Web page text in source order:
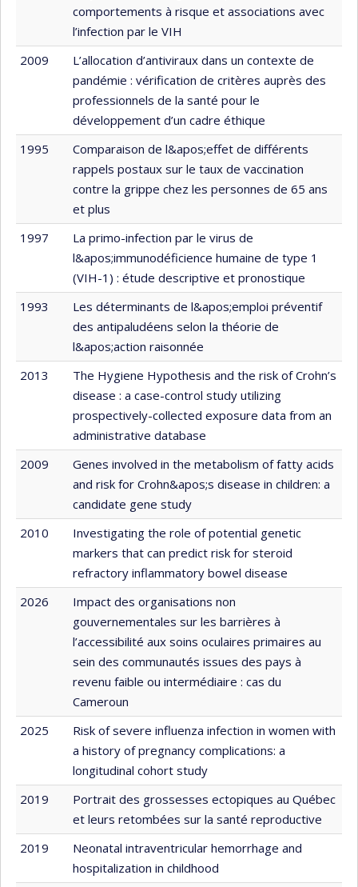
comportements à risque et associations avec
l’infection par le VIH
2009
L’allocation d’antiviraux dans un contexte de
pandémie : vérification de critères auprès des
professionnels de la santé pour le
développement d’un cadre éthique
1995
Comparaison de l&apos;effet de différents
rappels postaux sur le taux de vaccination
contre la grippe chez les personnes de 65 ans
et plus
1997
La primo-infection par le virus de
l&apos;immunodéficience humaine de type 1
(VIH-1) : étude descriptive et pronostique
1993
Les déterminants de l&apos;emploi préventif
des antipaludéens selon la théorie de
l&apos;action raisonnée
2013
The Hygiene Hypothesis and the risk of Crohn’s
disease : a case-control study utilizing
prospectively-collected exposure data from an
administrative database
2009
Genes involved in the metabolism of fatty acids
and risk for Crohn&apos;s disease in children: a
candidate gene study
2010
Investigating the role of potential genetic
markers that can predict risk for steroid
refractory inflammatory bowel disease
2026
Impact des organisations non
gouvernementales sur les barrières à
l’accessibilité aux soins oculaires primaires au
sein des communautés issues des pays à
revenu faible ou intermédiaire : cas du
Cameroun
2025
Risk of severe influenza infection in women with
a history of pregnancy complications: a
longitudinal cohort study
2019
Portrait des grossesses ectopiques au Québec
et leurs retombées sur la santé reproductive
2019
Neonatal intraventricular hemorrhage and
hospitalization in childhood